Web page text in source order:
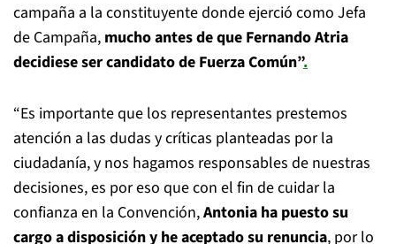
campaña a la constituyente donde ejerció como Jefa
de Campaña, mucho antes de que Fernando Atria
decidiese ser candidato de Fuerza Común”.
“Es importante que los representantes prestemos
atención a las dudas y críticas planteadas por la
ciudadanía, y nos hagamos responsables de nuestras
decisiones, es por eso que con el fin de cuidar la
confianza en la Convención,Antonia ha puesto su
cargo a disposición y he aceptado su renuncia, por lo